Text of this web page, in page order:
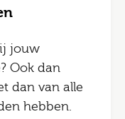
jouw
Ook dan
dan van alle
hebben.